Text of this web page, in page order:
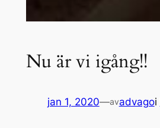
Nu är vi igång!!
jan 1, 2020—avadvagoi